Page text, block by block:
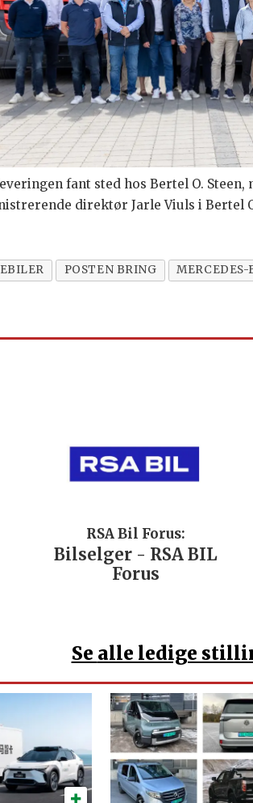
fant sted hos Bertel O.
direktør Jarle Viuls i Bertel
POSTEN BRING MERCEDES-
RSA Bil Forus:
Bilselger - RSA BIL
Forus
Se alle ledige